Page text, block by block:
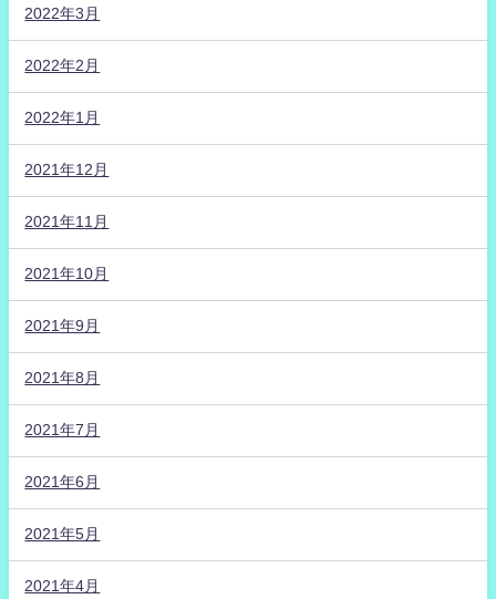
2022年3月
2022年2月
2022年1月
2021年12月
2021年11月
2021年10月
2021年9月
2021年8月
2021年7月
2021年6月
2021年5月
2021年4月